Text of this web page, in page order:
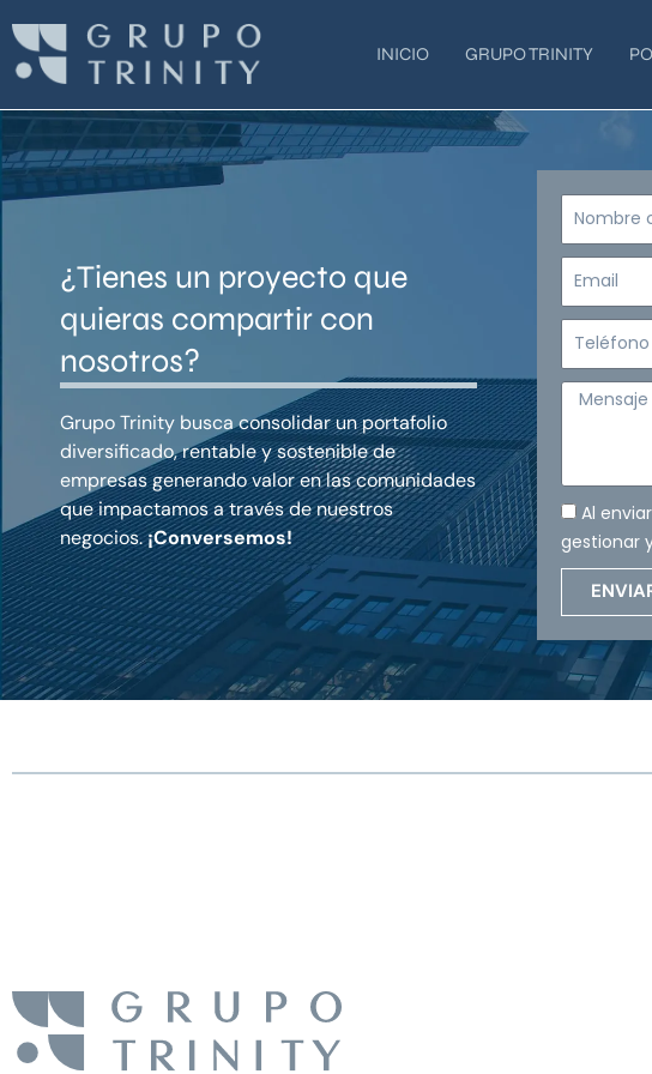
contenido
INICIO GRUPO TRINITY
¿Tienes un proyecto que
quieras compartir con
nosotros?
Grupo Trinity busca consolidar un portafolio
diversificado, rentable y sostenible de
empresas generando valor en las comunidades
que impactamos a través de nuestros
negocios.¡Conversemos!
Nombre
Email
Teléfono
Mensaje
Al
gestionar